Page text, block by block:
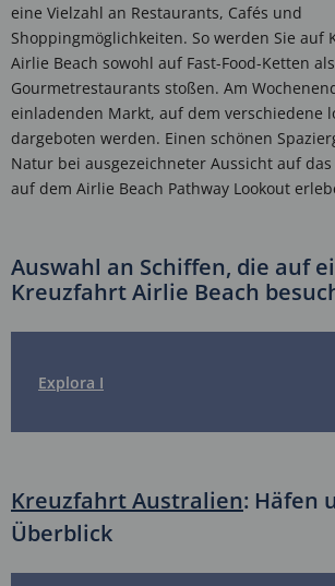
eine Vielzahl an Restaurants, Cafés und
Shoppingmöglichkeiten. So werden Sie auf
Airlie Beach sowohl auf Fast-Food-Ketten
Gourmetrestaurants stoßen. Am
einladenden Markt, auf dem verschiedene
dargeboten werden. Einen schönen
Natur bei ausgezeichneter Aussicht auf
auf dem Airlie Beach Pathway Lookout
Auswahl an Schiffen, die auf
Kreuzfahrt Airlie Beach
Explora I
Kreuzfahrt Australien: Häfen
Überblick